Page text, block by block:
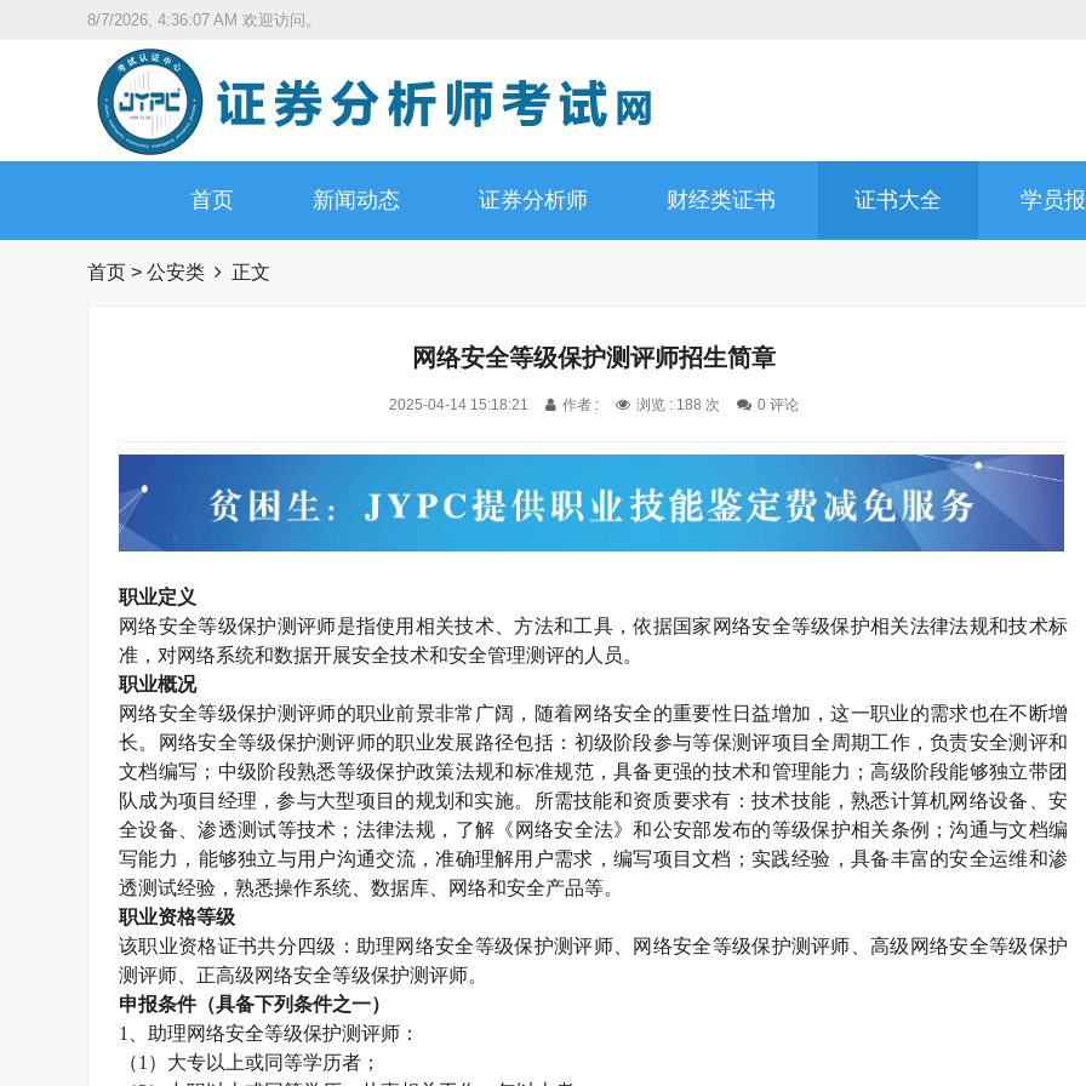
8/7/2026, 4:36:08 AM 欢迎访问。
首页 新闻动态 证券分析师 财经类证书 证书大全 学员
首页 > 公安类 正文
网络安全等级保护测评师招生简章
2025-04-14 15:18:21 作者 : 浏览 : 188 次 0 评论
职业定义
网络安全等级保护测评师是指使用相关技术、方法和工具，依据国家网络安全等级保护相关法律法规和技术标
准，对网络系统和数据开展安全技术和安全管理测评的人员。
职业概况
网络安全等级保护测评师的职业前景非常广阔，随着网络安全的重要性日益增加，这一职业的需求也在不断增
长。网络安全等级保护测评师的职业发展路径包括：‌初级阶段参与等保测评项目全周期工作，负责安全测评和
文档编写；中级阶段‌熟悉等级保护政策法规和标准规范，具备更强的技术和管理能力；‌高级阶段能够独立带团
队成为项目经理，参与大型项目的规划和实施‌。所需技能和资质要求有：‌技术技能‌，熟悉计算机网络设备、安
全设备、渗透测试等技术；‌法律法规‌，了解《网络安全法》和公安部发布的等级保护相关条例；‌沟通与文档编
写能力‌，能够独立与用户沟通交流，准确理解用户需求，编写项目文档；‌实践经验‌，具备丰富的安全运维和渗
透测试经验，熟悉操作系统、数据库、网络和安全产品等‌。
职业资格等级
该职业资格证书共分四级：助理网络安全等级保护测评师、网络安全等级保护测评师、高级网络安全等级保护
测评师、正高级网络安全等级保护测评师。
申报条件（具备下列条件之一）
1
、助理网络安全等级保护测评师：
（1 ）大专以上或同等学历者；